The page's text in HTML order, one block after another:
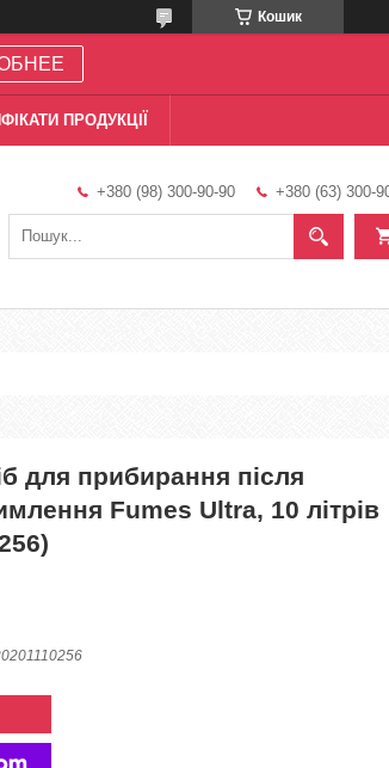
Кошик
ПРОДУКЦІЇ
+380 (98) 300-90-90 +380 (63) 300-
для прибирання після
Fumes Ultra, 10 літрів